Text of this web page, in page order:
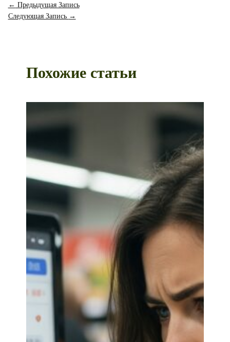
← Предыдущая Запись
Следующая Запись →
Похожие статьи